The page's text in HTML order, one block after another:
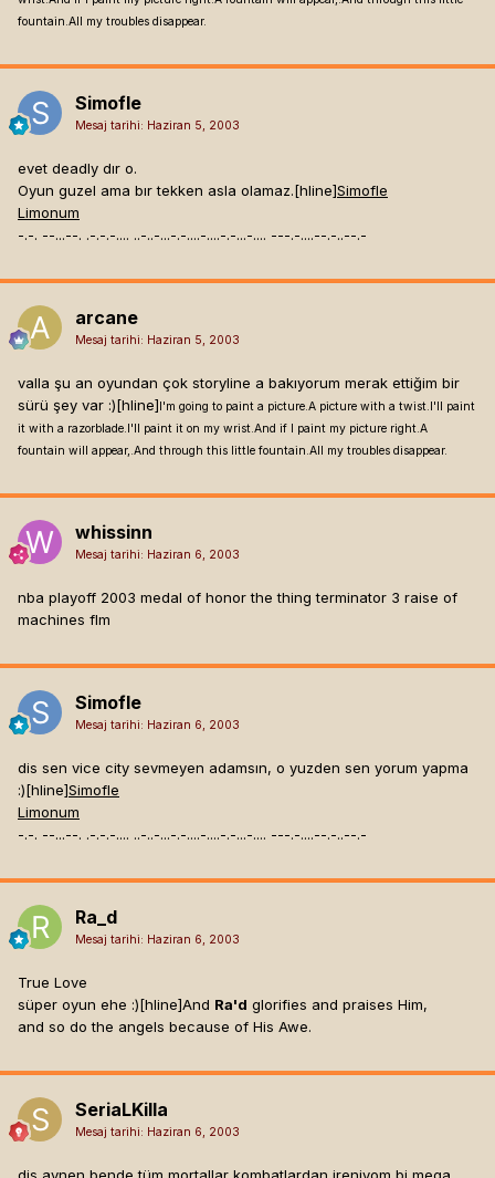
fountain.All my troubles disappear.
Simofle
Mesaj tarihi: Haziran 5, 2003
evet deadly dır o.
Oyun guzel ama bır tekken asla olamaz.[hline]Simofle
Limonum
-.-. --...--. .-.-.-.... ..-..-...-.-....-....-.-...-.... ---.-....--.-..--.-
arcane
Mesaj tarihi: Haziran 5, 2003
valla şu an oyundan çok storyline a bakıyorum merak ettiğim bir
sürü şey var :)[hline] I'm going to paint a picture.A picture with a twist.I'll paint
it with a razorblade.I'll paint it on my wrist.And if I paint my picture right.A
fountain will appear,.And through this little fountain.All my troubles disappear.
whissinn
Mesaj tarihi: Haziran 6, 2003
nba playoff 2003 medal of honor the thing terminator 3 raise of
machines flm
Simofle
Mesaj tarihi: Haziran 6, 2003
dis sen vice city sevmeyen adamsın, o yuzden sen yorum yapma
:)[hline]Simofle
Limonum
-.-. --...--. .-.-.-.... ..-..-...-.-....-....-.-...-.... ---.-....--.-..--.-
Ra_d
Mesaj tarihi: Haziran 6, 2003
True Love
süper oyun ehe :)[hline]And Ra'd glorifies and praises Him,
and so do the angels because of His Awe.
SeriaLKilla
Mesaj tarihi: Haziran 6, 2003